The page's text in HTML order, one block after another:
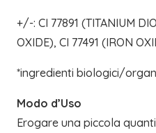
+/-: CI 77891 (TITANIUM
OXIDE), CI 77491 (IRON
*ingredienti biologici/
Modo d’Uso
Erogare una piccola